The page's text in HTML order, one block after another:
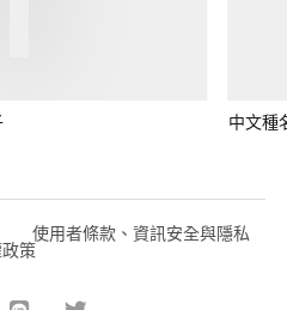
中文種
使用者條款、資訊安全與隱私
策